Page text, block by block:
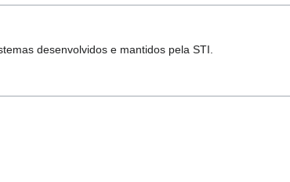
desenvolvidos e mantidos pela STI.